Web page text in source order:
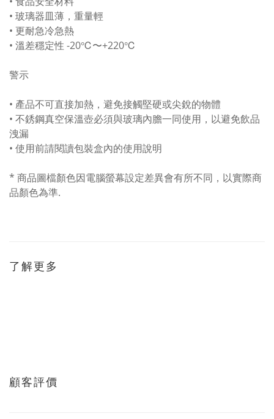
• 玻璃器皿薄，重量輕
• 更耐急冷急熱
• 溫差穩定性 -20℃〜+220℃
警示
• 產品不可直接加熱，避免接觸堅硬或尖銳的物體
• 不銹鋼真空保溫壺必須與玻璃內膽一同使用，以避免飲品
洩漏
• 使用前請閱讀包裝盒內的使用說明
* 商品圖檔顏色因電腦螢幕設定差異會有所不同，以實際商
品顏色為準.
了解更多
顧客評價